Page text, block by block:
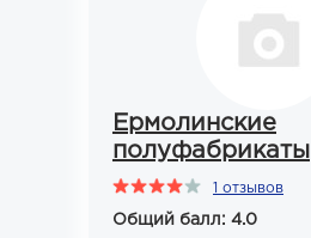
Ермолинские
полуфабрикаты
1 отзывов
Общий балл: 4.0